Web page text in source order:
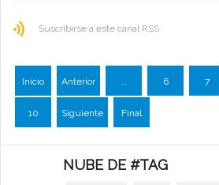
Suscribirse a este canal RSS
Inicio Anterior 6 7
10 Siguiente Final
NUBE DE #TAG